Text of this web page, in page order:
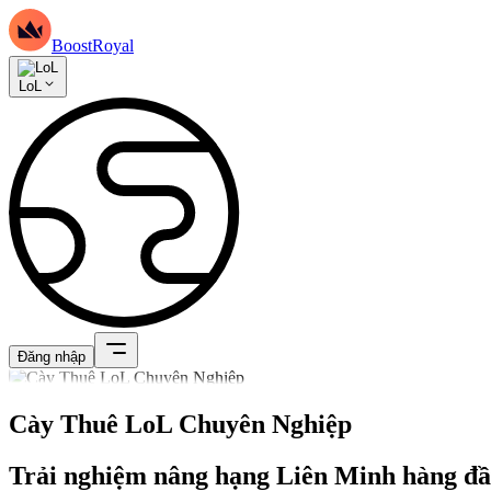
BoostRoyal
LoL
Đăng nhập
Cày Thuê LoL Chuyên Nghiệp
Trải nghiệm nâng hạng Liên Minh hàng